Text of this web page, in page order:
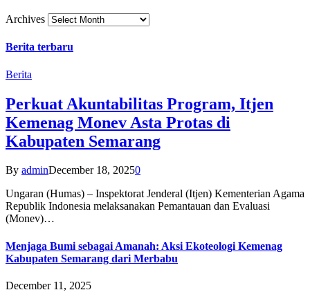
Archives
Berita terbaru
Berita
Perkuat Akuntabilitas Program, Itjen
Kemenag Monev Asta Protas di
Kabupaten Semarang
By adminDecember 18, 20250
Ungaran (Humas) – Inspektorat Jenderal (Itjen) Kementerian Agama
Republik Indonesia melaksanakan Pemantauan dan Evaluasi
(Monev)…
Menjaga Bumi sebagai Amanah: Aksi Ekoteologi Kemenag
Kabupaten Semarang dari Merbabu
December 11, 2025